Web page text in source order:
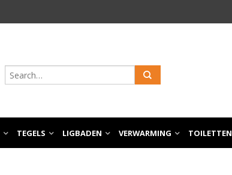
TEGELS LIGBADEN VERWARMING TOILETTEN